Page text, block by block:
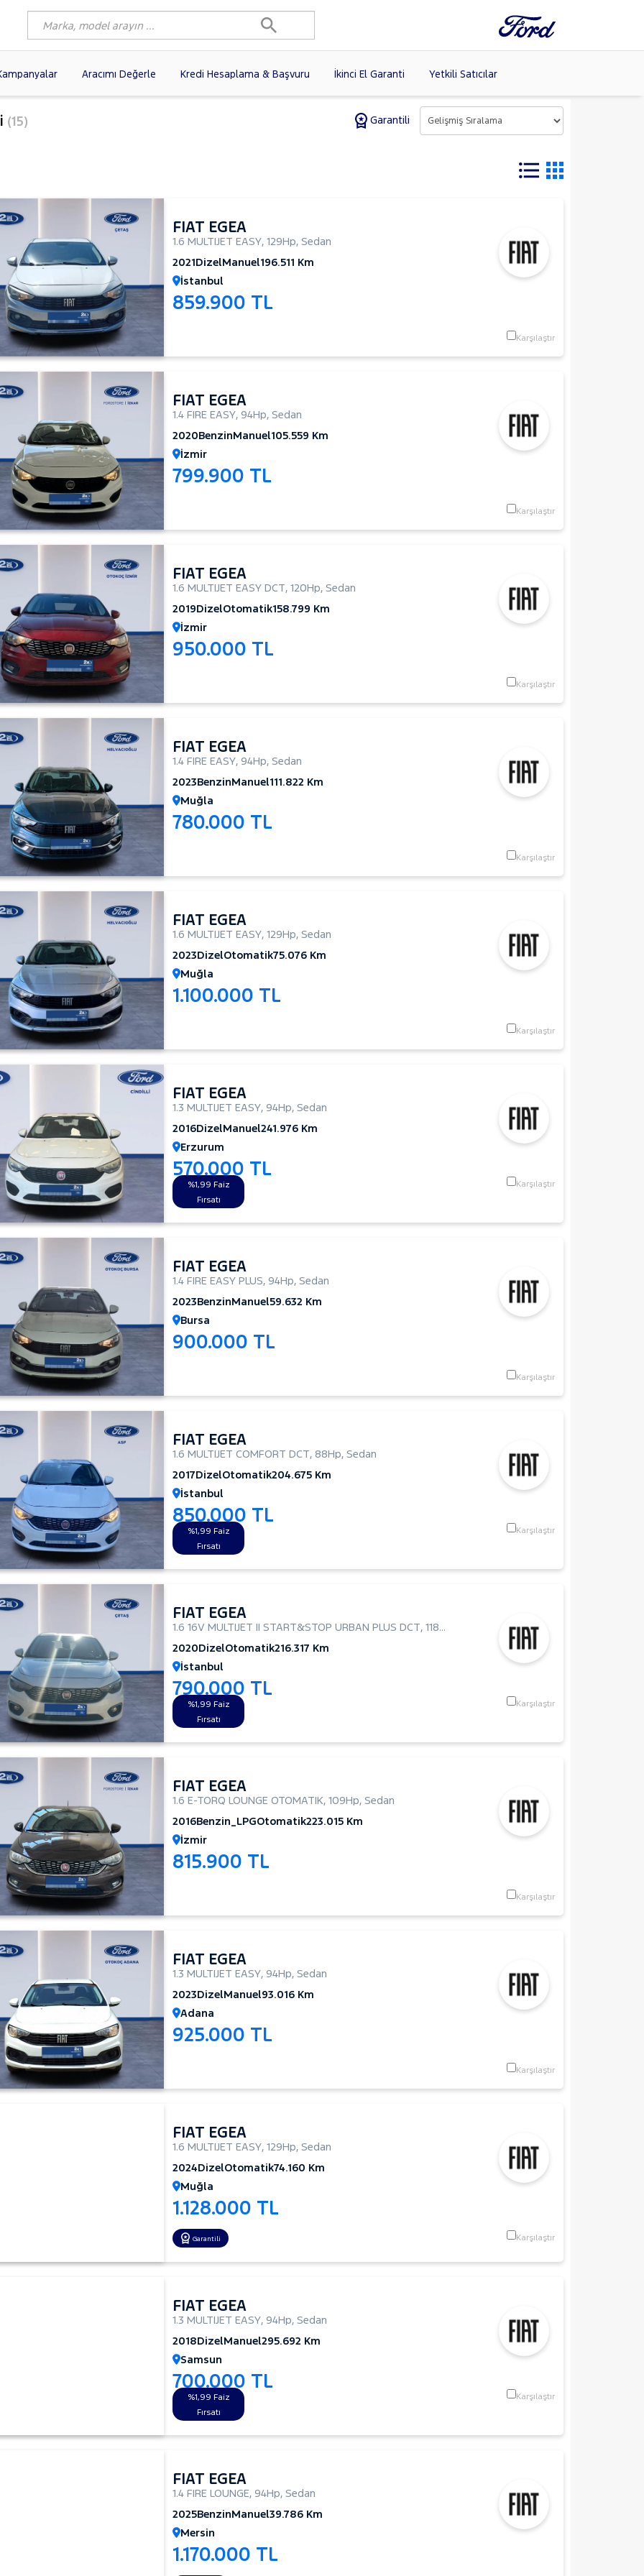
Aracımı Değerle Kredi Hesaplama & Başvuru İkinci El Garanti Yetkili Satıcılar
(15)
Garantili
FIAT EGEA
1.6 MULTIJET EASY, 129Hp, Sedan
2021DizelManuel196.511 Km
İstanbul
859.900 TL
Karşılaştır
FIAT EGEA
1.4 FIRE EASY, 94Hp, Sedan
2020BenzinManuel105.559 Km
İzmir
799.900 TL
Karşılaştır
FIAT EGEA
1.6 MULTIJET EASY DCT, 120Hp, Sedan
2019DizelOtomatik158.799 Km
İzmir
950.000 TL
Karşılaştır
FIAT EGEA
1.4 FIRE EASY, 94Hp, Sedan
2023BenzinManuel111.822 Km
Muğla
780.000 TL
Karşılaştır
FIAT EGEA
1.6 MULTIJET EASY, 129Hp, Sedan
2023DizelOtomatik75.076 Km
Muğla
1.100.000 TL
Karşılaştır
FIAT EGEA
1.3 MULTIJET EASY, 94Hp, Sedan
2016DizelManuel241.976 Km
Erzurum
570.000 TL
%1,99 Faiz
Fırsatı
Karşılaştır
FIAT EGEA
1.4 FIRE EASY PLUS, 94Hp, Sedan
2023BenzinManuel59.632 Km
Bursa
900.000 TL
Karşılaştır
FIAT EGEA
1.6 MULTIJET COMFORT DCT, 88Hp, Sedan
2017DizelOtomatik204.675 Km
İstanbul
850.000 TL
%1,99 Faiz
Fırsatı
Karşılaştır
FIAT EGEA
1.6 16V MULTIJET II START&STOP URBAN PLUS DCT, 118Hp
Hatchback 5 Kapı
2020DizelOtomatik216.317 Km
İstanbul
790.000 TL
%1,99 Faiz
Fırsatı
Karşılaştır
FIAT EGEA
1.6 E-TORQ LOUNGE OTOMATIK, 109Hp, Sedan
2016Benzin_LPGOtomatik223.015 Km
İzmir
815.900 TL
Karşılaştır
FIAT EGEA
1.3 MULTIJET EASY, 94Hp, Sedan
2023DizelManuel93.016 Km
Adana
925.000 TL
Karşılaştır
FIAT EGEA
1.6 MULTIJET EASY, 129Hp, Sedan
2024DizelOtomatik74.160 Km
Muğla
1.128.000 TL
Garantili Karşılaştır
FIAT EGEA
1.3 MULTIJET EASY, 94Hp, Sedan
2018DizelManuel295.692 Km
Samsun
700.000 TL
%1,99 Faiz
Fırsatı
Karşılaştır
FIAT EGEA
1.4 FIRE LOUNGE, 94Hp, Sedan
2025BenzinManuel39.786 Km
Mersin
1.170.000 TL